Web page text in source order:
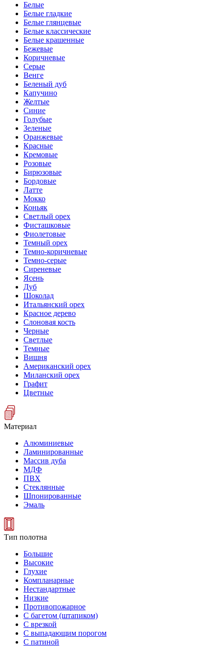
Белые
Белые гладкие
Белые глянцевые
Белые классические
Белые крашенные
Бежевые
Коричневые
Серые
Венге
Беленый дуб
Капучино
Желтые
Синие
Голубые
Зеленые
Оранжевые
Красные
Кремовые
Розовые
Бирюзовые
Бордовые
Латте
Мокко
Коньяк
Светлый орех
Фисташковые
Фиолетовые
Темный орех
Темно-коричневые
Темно-серые
Сиреневые
Ясень
Дуб
Шоколад
Итальянский орех
Красное дерево
Слоновая кость
Черные
Светлые
Темные
Вишня
Американский орех
Миланский орех
Графит
Цветные
Материал
Алюминиевые
Ламинированные
Массив дуба
МДФ
ПВХ
Стеклянные
Шпонированные
Эмаль
Тип полотна
Большие
Высокие
Глухие
Компланарные
Нестандартные
Низкие
Противопожарное
С багетом (штапиком)
С врезкой
С выпадающим порогом
С патиной